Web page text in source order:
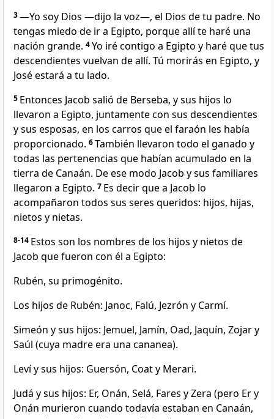
3―Yo soy Dios —dijo la voz—, el Dios de tu padre. No
tengas miedo de ir a Egipto, porque allí te haré una
nación grande. 4Yo iré contigo a Egipto y haré que tus
descendientes vuelvan de allí. Tú morirás en Egipto, y
José estará a tu lado.
5 Entonces Jacob salió de Berseba, y sus hijos lo
llevaron a Egipto, juntamente con sus descendientes
y sus esposas, en los carros que el faraón les había
proporcionado. 6También llevaron todo el ganado y
todas las pertenencias que habían acumulado en la
tierra de Canaán. De ese modo Jacob y sus familiares
llegaron a Egipto. 7 Es decir que a Jacob lo
acompañaron todos sus seres queridos: hijos, hijas,
nietos y nietas.
8-14 Estos son los nombres de los hijos y nietos de
Jacob que fueron con él a Egipto:
Rubén, su primogénito.
Los hijos de Rubén: Janoc, Falú, Jezrón y Carmí.
Simeón y sus hijos: Jemuel, Jamín, Oad, Jaquín, Zojar y
Saúl (cuya madre era una cananea).
Leví y sus hijos: Guersón, Coat y Merari.
Judá y sus hijos: Er, Onán, Selá, Fares y Zera (pero Er y
Onán murieron cuando todavía estaban en Canaán,